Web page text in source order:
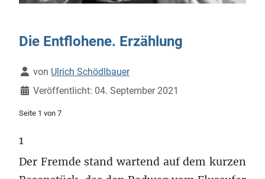
Die Entflohene. Erzählung
Details
von Ulrich Schödlbauer
Veröffentlicht: 04. September 2021
Seite 1 von 7
1
Der Fremde stand wartend auf dem kurzen